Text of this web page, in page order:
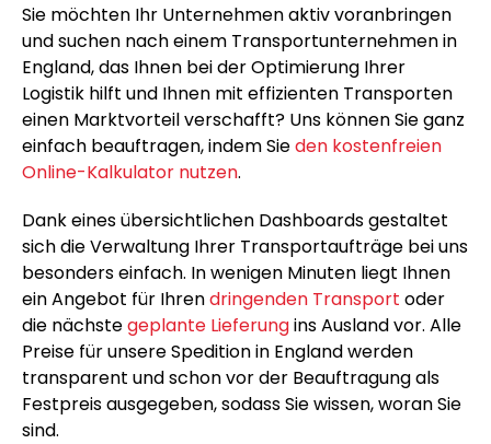
Sie möchten Ihr Unternehmen aktiv voranbringen
und suchen nach einem Transportunternehmen in
England, das Ihnen bei der Optimierung Ihrer
Logistik hilft und Ihnen mit effizienten Transporten
einen Marktvorteil verschafft? Uns können Sie ganz
einfach beauftragen, indem Sieden kostenfreien
Online-Kalkulator nutzen.
Dank eines übersichtlichen Dashboards gestaltet
sich die Verwaltung Ihrer Transportaufträge bei uns
besonders einfach. In wenigen Minuten liegt Ihnen
ein Angebot für Ihrendringenden Transport oder
die nächstegeplante Lieferungins Ausland vor. Alle
Preise für unsere Spedition in England werden
transparent und schon vor der Beauftragung als
Festpreis ausgegeben, sodass Sie wissen, woran Sie
sind.